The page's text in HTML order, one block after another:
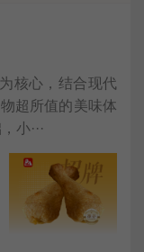
核心，结合现代
超所值的美味体
小···